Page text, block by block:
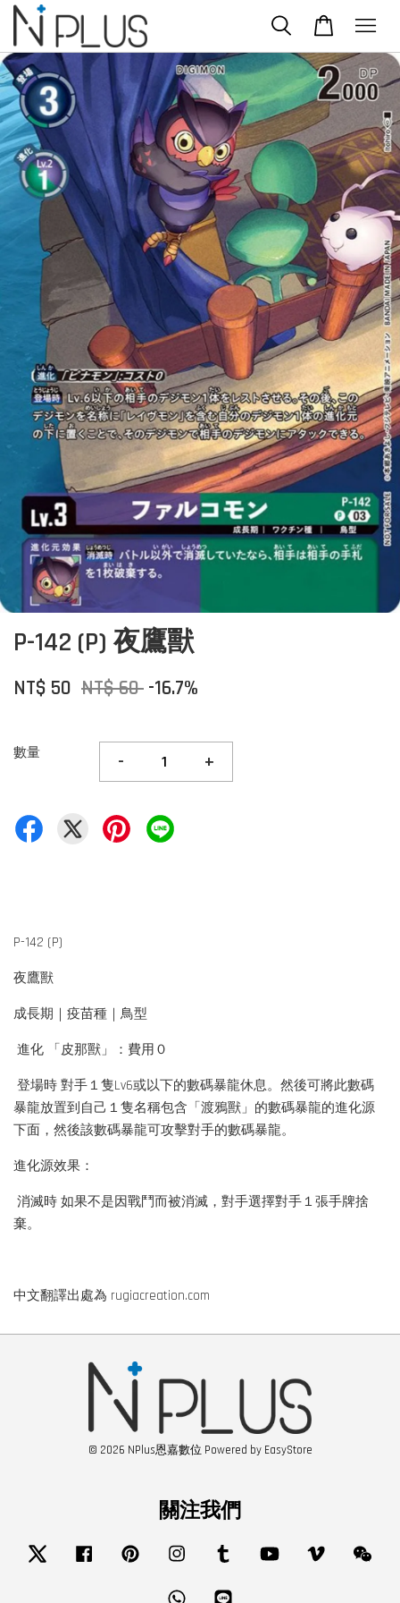
P-142 (P) 夜鷹獸
NT$ 50 NT$ 60 -16.7%
數量 - +
P-142 (P)
夜鷹獸
成長期｜疫苗種｜鳥型
進化 「皮那獸」：費用０
登場時 對手１隻Lv6或以下的數碼暴龍休息。然後可將此數碼
暴龍放置到自己１隻名稱包含「渡鴉獸」的數碼暴龍的進化源
下面，然後該數碼暴龍可攻擊對手的數碼暴龍。
進化源效果：
消滅時 如果不是因戰鬥而被消滅，對手選擇對手１張手牌捨
棄。
中文翻譯出處為 rugiacreation.com
© 2026 NPlus恩嘉數位 Powered by EasyStore
關注我們
Twitter Facebook Pinterest Instagram Tumblr YouTube Vimeo
Whatsapp